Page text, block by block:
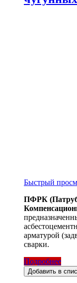
Быстрый
ПФРК
арматурой
сварки.
Подробнее
Добавить в